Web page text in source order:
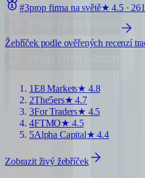
#3prop firma na světě★4.5· 261
Žebříček podle ověřených recenzí
1E8 Markets★ 4.8
2The5ers★4.7
3For Traders★ 4.5
4FTMO★ 4.5
5Alpha Capital★4.4
Zobrazit živý žebříček